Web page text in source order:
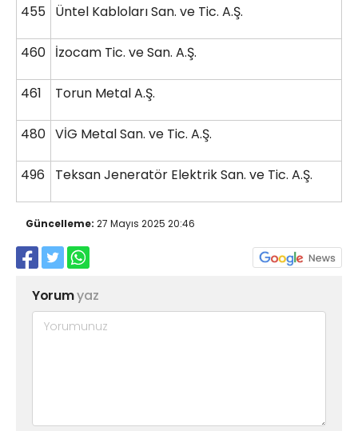
455 Üntel Kabloları San. ve Tic. A.Ş.
460 İzocam Tic. ve San. A.Ş.
461 Torun Metal A.Ş.
480 VİG Metal San. ve Tic. A.Ş.
496 Teksan Jeneratör Elektrik San. ve Tic. A.Ş.
Güncelleme: 27 Mayıs 2025 20:46
Yorumyaz